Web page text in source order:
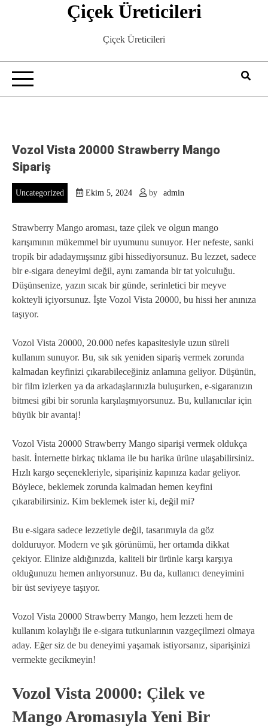
Çiçek Üreticileri
Çiçek Üreticileri
Vozol Vista 20000 Strawberry Mango
Sipariş
Uncategorized Ekim 5, 2024 by admin
Strawberry Mango aroması, taze çilek ve olgun mango
karışımının mükemmel bir uyumunu sunuyor. Her nefeste, sanki
tropik bir adadaymışsınız gibi hissediyorsunuz. Bu lezzet, sadece
bir e-sigara deneyimi değil, aynı zamanda bir tat yolculuğu.
Düşünsenize, yazın sıcak bir günde, serinletici bir meyve
kokteyli içiyorsunuz. İşte Vozol Vista 20000, bu hissi her anınıza
taşıyor.
Vozol Vista 20000, 20.000 nefes kapasitesiyle uzun süreli
kullanım sunuyor. Bu, sık sık yeniden sipariş vermek zorunda
kalmadan keyfinizi çıkarabileceğiniz anlamına geliyor. Düşünün,
bir film izlerken ya da arkadaşlarınızla buluşurken, e-sigaranızın
bitmesi gibi bir sorunla karşılaşmıyorsunuz. Bu, kullanıcılar için
büyük bir avantaj!
Vozol Vista 20000 Strawberry Mango siparişi vermek oldukça
basit. İnternette birkaç tıklama ile bu harika ürüne ulaşabilirsiniz.
Hızlı kargo seçenekleriyle, siparişiniz kapınıza kadar geliyor.
Böylece, beklemek zorunda kalmadan hemen keyfini
çıkarabilirsiniz. Kim beklemek ister ki, değil mi?
Bu e-sigara sadece lezzetiyle değil, tasarımıyla da göz
dolduruyor. Modern ve şık görünümü, her ortamda dikkat
çekiyor. Elinize aldığınızda, kaliteli bir ürünle karşı karşıya
olduğunuzu hemen anlıyorsunuz. Bu da, kullanıcı deneyimini
bir üst seviyeye taşıyor.
Vozol Vista 20000 Strawberry Mango, hem lezzeti hem de
kullanım kolaylığı ile e-sigara tutkunlarının vazgeçilmezi olmaya
aday. Eğer siz de bu deneyimi yaşamak istiyorsanız, siparişinizi
vermekte gecikmeyin!
Vozol Vista 20000: Çilek ve
Mango Aromasıyla Yeni Bir